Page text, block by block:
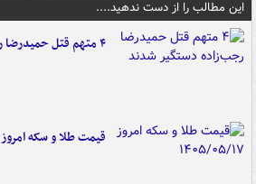
این مطالب را از دست ندهید....
۴ متهم قتل حمیدرضا رجب‌زاده دستگیر شدند
قیمت طلا و سکه امروز ۱۴۰۵/۰۵/۱۷